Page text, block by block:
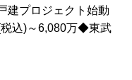
建プロジェクト始動
税込)～6,080万◆東武